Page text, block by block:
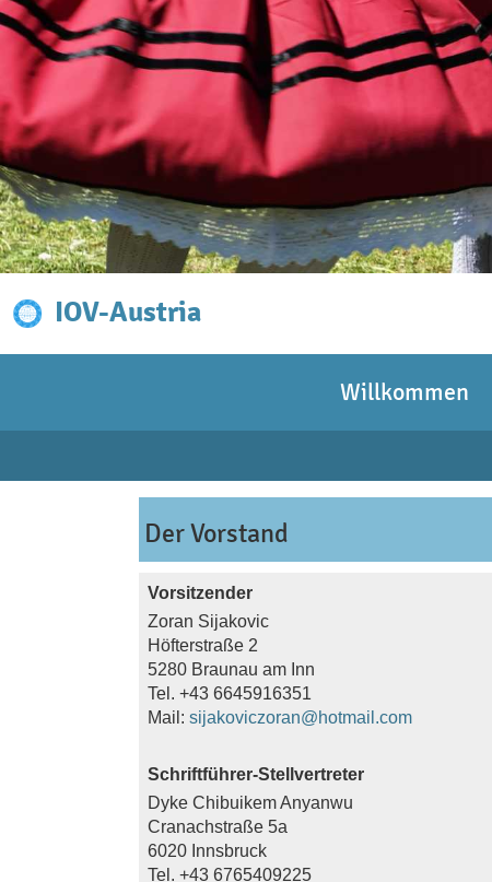
IOV-Austria
Willkommen
Der Vorstand
Vorsitzender
Zoran Sijakovic
Höfterstraße 2
5280 Braunau am Inn
Tel. +43 6645916351
Mail: sijakoviczoran@hotmail.com
Schriftführer-Stellvertreter
Dyke Chibuikem Anyanwu
Cranachstraße 5a
6020 Innsbruck
Tel. +43 6765409225